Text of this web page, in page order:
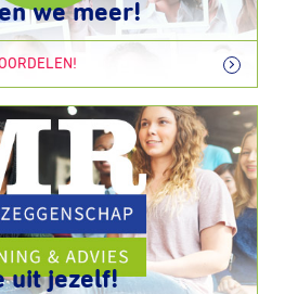
we meer!
uit jezelf!